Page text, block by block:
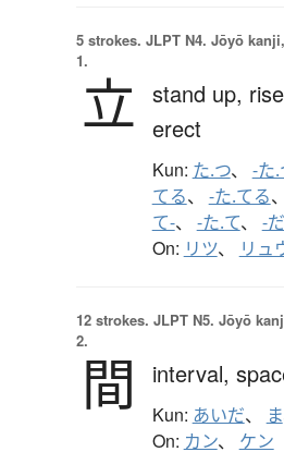
5 strokes. JLPT N4. Jōyō
1.
立 stand up,
erect
Kun: た.つ、 -た.
てる、 -た.てる、
て-、 -た.て、 -
On: リツ、 リュ
12 strokes. JLPT N5. Jōyō
2.
間 interval,
Kun: あいだ、 ま
On: カン、 ケン